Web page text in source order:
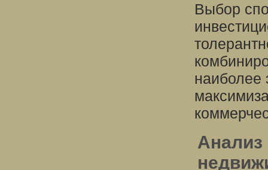
Выбор
Анализ